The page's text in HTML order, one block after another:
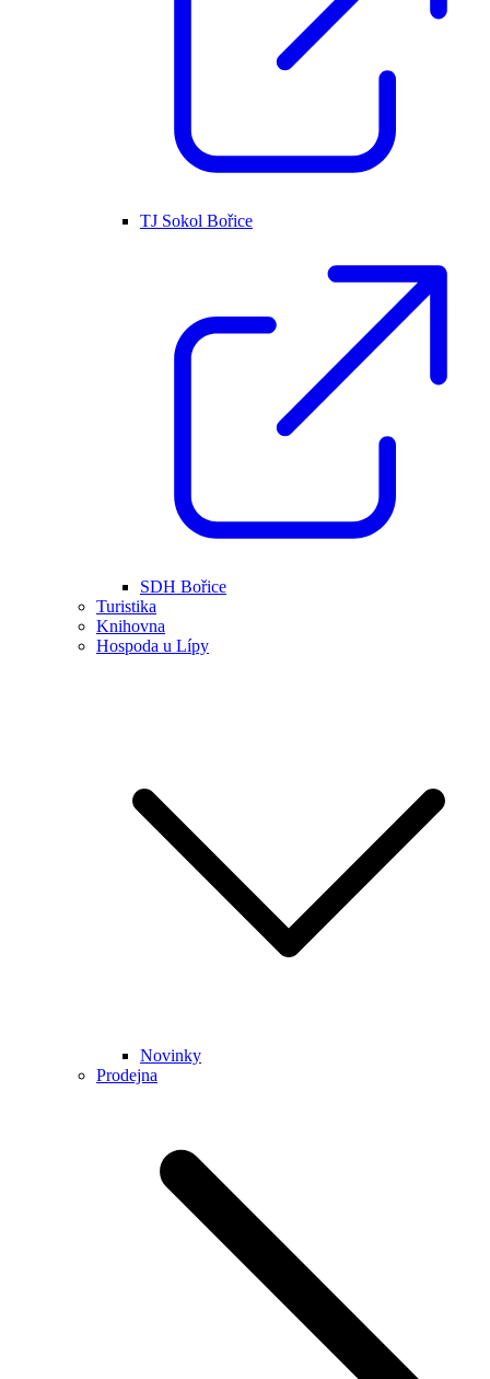
TJ Sokol Bořice
SDH Bořice
Turistika
Knihovna
Hospoda u Lípy
Novinky
Prodejna